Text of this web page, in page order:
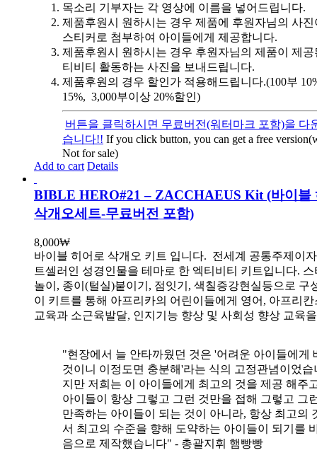
목소리 기부자는 각 영상에 이름을 넣어드립니다.
제품후원시 원하시는 경우 제품에 후원자님의 사
스티커로 첨부하여 아이들에게 제공합니다.
제품후원시 원하시는 경우 후원자님의 제품이 제
티비티 활동하는 사진을 보내드립니다.
제품후원의 경우 할인가 적용해드립니다.(100부
15%, 3,000부이상 20%할인)
버튼을 클릭하시면 무료버전(워터마크 포함)을 다
습니다!! If you click button, you can get a free
Not for sale)
Add to cart Details
BIBLE HERO#21 – ZACCHAEUS Kit (바이블
삭개오세트-무료버전 포함)
8,000₩
바이블 히어로 삭개오 키트 입니다. 전세계 공통주제이
트셀러인 성경인물을 테마로 한 엑티비티 키트입니다.
놀이, 종이(털실)붙이기, 점잇기, 색칠증강현실등으로 구
이 키트를 통해 아프리카의 어린이들에게 영어, 아프리
교육과 소근육발달, 인지기능 향상 및 사회성 향상 교육
"현장에서 늘 안타까웠던 것은 '어려운 아이들에게
것이니 이정도면 충분해'라는 식의 고정관념이었습
지만 저희는 이 아이들에게 최고의 것을 제공 해주
아이들이 항상 그렇고 그런 것만을 접해 그렇고 그
만족하는 아이들이 되는 것이 아니라, 항상 최고의
서 최고의 수준을 향해 도약하는 아이들이 되기를
음으로 제작했습니다" - 총괄지휘 햄빵빵